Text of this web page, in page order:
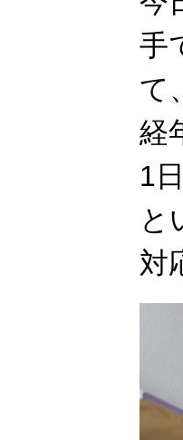
手
て
経
1
と
対